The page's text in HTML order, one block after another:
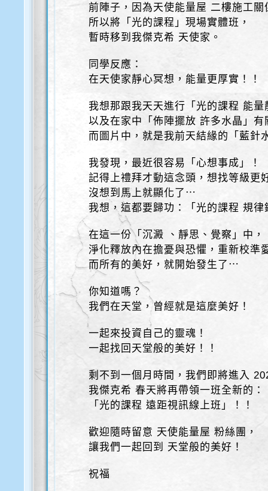
前陣子，因為天使能量屋 二樓施工關
所以將「光的課程」現場實體班，
暫時移到我傑克希 天使家。
同學反應：
在天使家靜心冥想，能量更厚實！！
我想那跟我天天進行「光的課程 能量
以及在家中「佈陣擺放 許多水晶」有
而圖片中，就是我前天結緣的「藍針
我發現，最近很容易「心想事成」！
記得上禮拜才動這念頭，想找等級更
沒想到馬上就顯化了⋯
我想，這都要歸功：「光的課程 規律
在這一份「沉澱 、靜思、覺察」中，
淨化釋放內在擔憂與恐懼，重新校準
而所有的美好，就開始發生了⋯
你知道嗎？
我們在天堂，曾經就是這麼美好！
一起來投資自己的靈魂！
一起找回天堂般的美好！！
剩不到一個月時間，我們即將進入
我傑克希 春天將再帶領一班全新的：
「光的課程 遠距視訊線上班」！！
歡迎隨時留意 天使能量屋 粉絲團，
讓我們一起回到 天堂般的美好！
祝福